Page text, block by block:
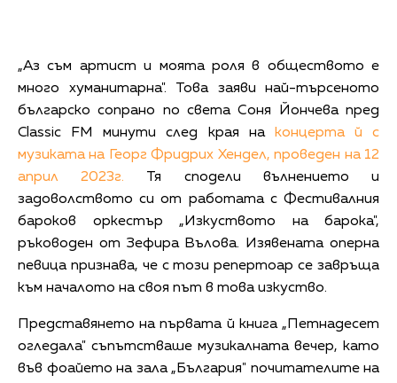
„Аз съм артист и моята роля в обществото е
много хуманитарна". Това заяви най-търсеното
българско сопрано по света Соня Йончева пред
Classic FM минути след края на
концерта й с
музиката на Георг Фридрих Хендел, проведен на 12
април 2023г. Тя сподели вълнението и
задоволството си от работата с Фестивалния
бароков оркестър „Изкуството на барока",
ръководен от Зефира Вълова. Изявената оперна
певица признава, че с този репертоар се завръща
към началото на своя път в това изкуство.
Представянето на първата й книга „Петнадесет
огледала" съпътстваше музикалната вечер, като
във фоайето на зала „България" почитателите на